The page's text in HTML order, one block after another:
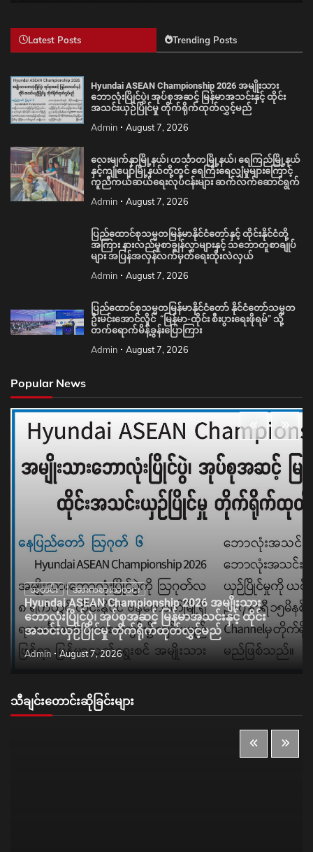
Latest Posts Trending Posts
Hyundai ASEAN Championship 2026 အမျိုးသား
ဘောလုံးပြိုင်ပွဲ၊ အုပ်စုအဆင့် မြန်မာအသင်းနှင့် ထိုင်း
အသင်းယှဉ်ပြိုင်မှု တိုက်ရိုက်ထုတ်လွှင့်မည်
Admin August 7, 2026
လေးမျက်နှာမြို့နယ်၊ ဟင်္သာတမြို့နယ်၊ ရေကြည်မြို့နယ်
နှင့်ကျုံပျော်မြို့နယ်တို့တွင် ရေကြီးရေလျှံမှုများကြောင့်
ကူညီကယ်ဆယ်ရေးလုပ်ငန်းများ ဆက်လက်ဆောင်ရွက်
Admin August 7, 2026
ပြည်ထောင်စုသမ္မတမြန်မာနိုင်ငံတော်နှင့် ထိုင်းနိုင်ငံတို့
အကြား နားလည်မှုစာချွန်လွှာများနှင့် သဘောတူစာချုပ်
များ အပြန်အလှန်လက်မှတ်ရေးထိုးလဲလှယ်
Admin August 7, 2026
ပြည်ထောင်စုသမ္မတမြန်မာနိုင်ငံတော် နိုင်ငံတော်သမ္မတ
ဦးမင်းအောင်လှိုင် “မြန်မာ-ထိုင်း စီးပွားရေးဖိုရမ်” သို့
တက်ရောက်မိန့်ခွန်းပြောကြား
Admin August 7, 2026
Popular News
သတင်း အားကစားသတင်း
Hyundai ASEAN Championship 2026 အမျိုးသား
ဘောလုံးပြိုင်ပွဲ၊ အုပ်စုအဆင့် မြန်မာအသင်းနှင့် ထိုင်း
အသင်းယှဉ်ပြိုင်မှု တိုက်ရိုက်ထုတ်လွှင့်မည်
Admin August 7, 2026
သီချင်းတောင်းဆိုခြင်းများ